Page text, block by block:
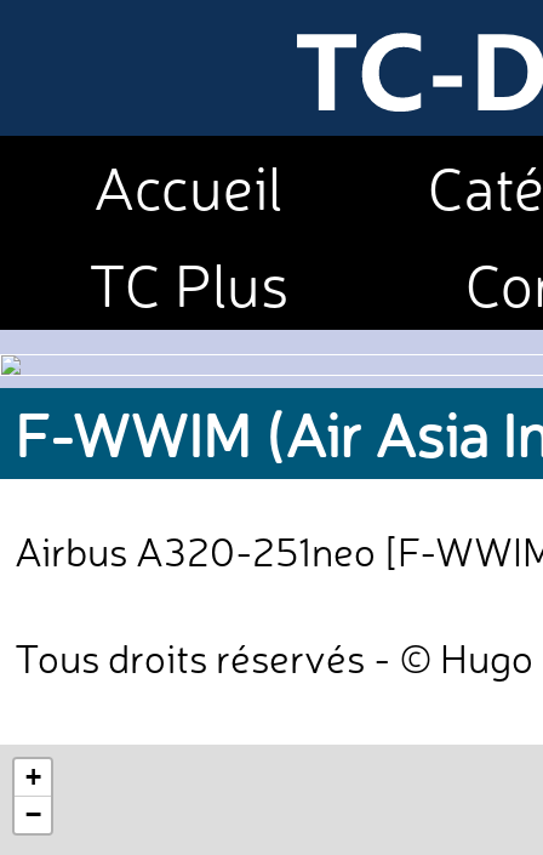
Accueil
TC Plus
F-WWIM (Air Asia
Airbus A320-251neo [F-
Tous droits réservés - © Hugo
+
−